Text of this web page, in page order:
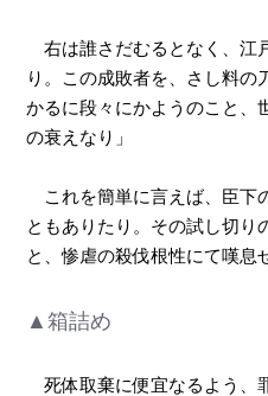
右は誰さだむるとなく、江
り。この成敗者を、さし料の
かるに段々にかようのこと、
の衰えなり」
これを簡単に言えば、臣下
ともありたり。その試し切り
と、惨虐の殺伐根性にて嘆息
▲箱詰め
死体取棄に便宜なるよう、